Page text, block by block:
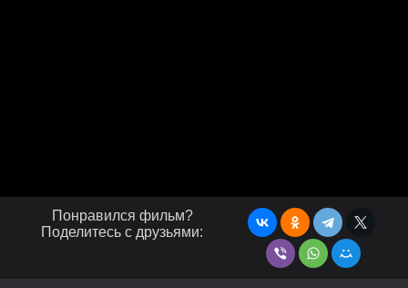
Понравился фильм?
Поделитесь с друзьями: